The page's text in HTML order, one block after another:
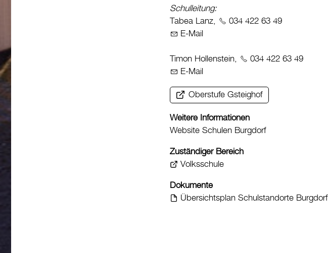
Schulleitung:
Tabea Lanz,
034 422 63 49
E-Mail
Timon Hollenstein,
034 422 63 49
E-Mail
Oberstufe Gsteighof
Weitere Informationen
Website Schulen Burgdorf
Zuständiger Bereich
Volksschule
Dokumente
Übersichtsplan Schulstandorte Burgdorf